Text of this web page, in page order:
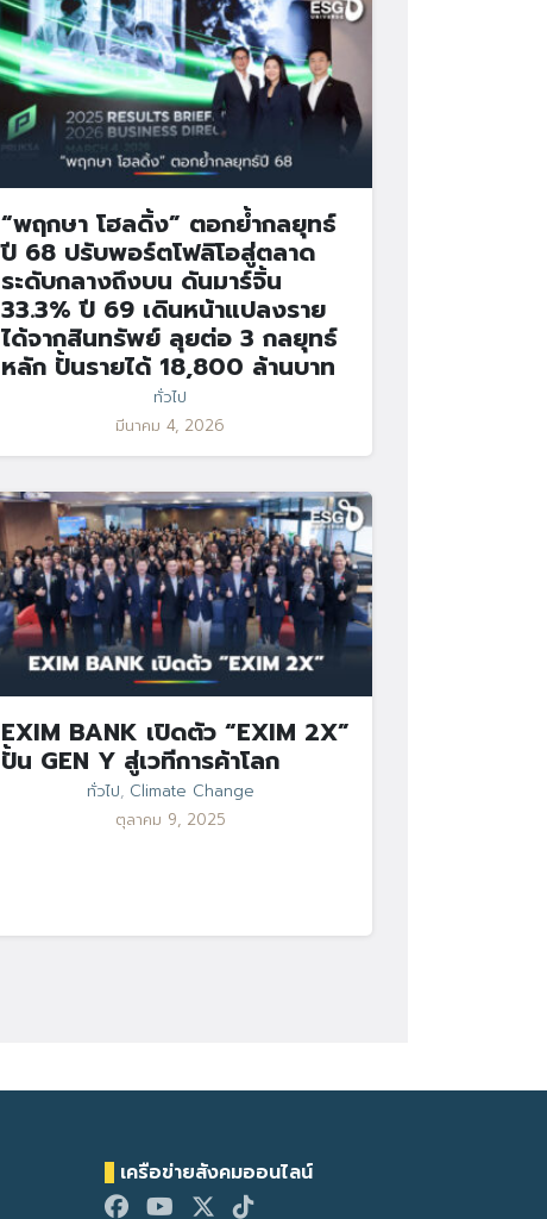
“พฤกษา โฮลดิ้ง” ตอกย้ำกลยุทธ์
ปี 68 ปรับพอร์ตโฟลิโอสู่ตลาด
ระดับกลางถึงบน ดันมาร์จิ้น
33.3% ปี 69 เดินหน้าแปลงราย
ได้จากสินทรัพย์ ลุยต่อ 3 กลยุทธ์
หลัก ปั้นรายได้ 18,800 ล้านบาท
ทั่วไป
มีนาคม 4, 2026
EXIM BANK เปิดตัว “EXIM 2X”
ปั้น GEN Y สู่เวทีการค้าโลก
ทั่วไป, Climate Change
ตุลาคม 9, 2025
เครือข่ายสังคมออนไลน์